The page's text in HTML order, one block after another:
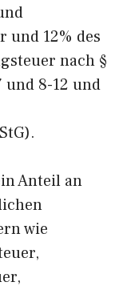
und 12% des
nach §
und 8-12 und
Anteil an
wie